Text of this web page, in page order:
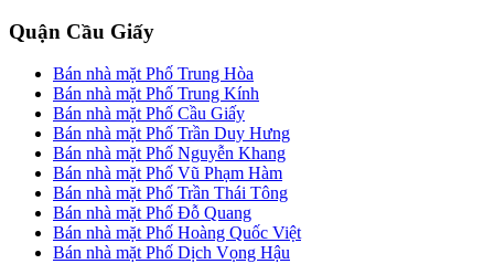
Quận Cầu Giấy
Bán nhà mặt Phố Trung Hòa
Bán nhà mặt Phố Trung Kính
Bán nhà mặt Phố Cầu Giấy
Bán nhà mặt Phố Trần Duy Hưng
Bán nhà mặt Phố Nguyễn Khang
Bán nhà mặt Phố Vũ Phạm Hàm
Bán nhà mặt Phố Trần Thái Tông
Bán nhà mặt Phố Đỗ Quang
Bán nhà mặt Phố Hoàng Quốc Việt
Bán nhà mặt Phố Dịch Vọng Hậu